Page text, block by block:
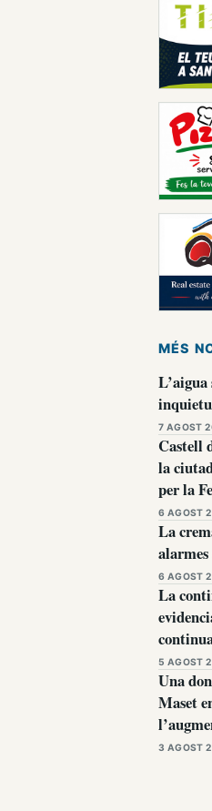
MÉS
7 AGOST
Castell
la
per la
6 AGOST
La
6 AGOST
La
5 AGOST
Una
Maset
3 AGOST